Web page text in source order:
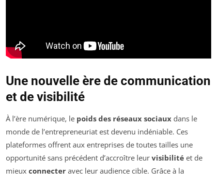
Une nouvelle ère de communication
et de visibilité
À l’ère numérique, le poids des réseaux sociaux dans le
monde de l’entrepreneuriat est devenu indéniable. Ces
plateformes offrent aux entreprises de toutes tailles une
opportunité sans précédent d’accroître leur visibilité et de
mieux connecter avec leur audience cible. Grâce à la